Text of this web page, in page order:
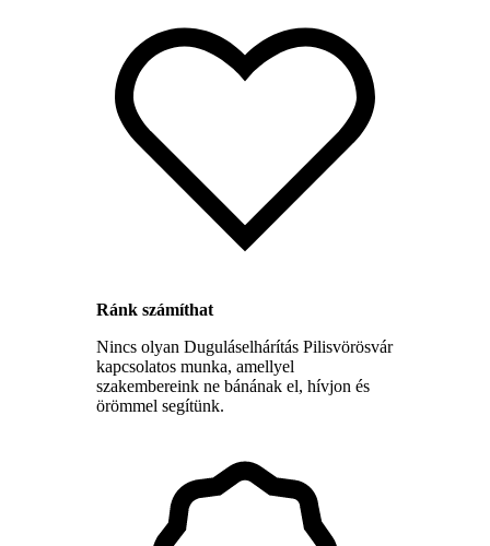
Ránk számíthat
Nincs olyan Duguláselhárítás Pilisvörösvár
kapcsolatos munka, amellyel
szakembereink ne bánának el, hívjon és
örömmel segítünk.